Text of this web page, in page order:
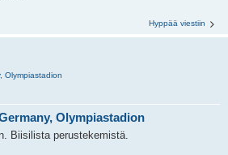
Hyppää viestiin
Olympiastadion
Olympiastadion
Biisilista perustekemistä.